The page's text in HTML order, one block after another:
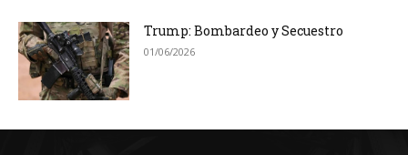
Trump: Bombardeo y Secuestro
01/06/2026